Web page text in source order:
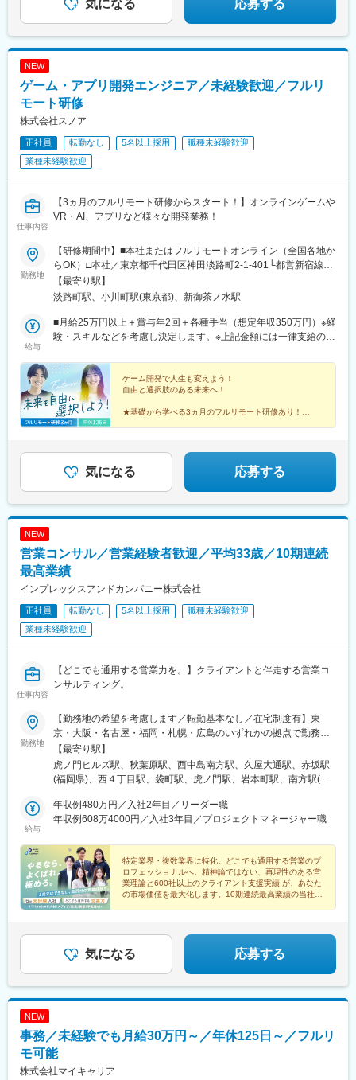
気になる 応募する
NEW
ゲーム・アプリ開発エンジニア／未経験歓迎／フルリ
モート研修
株式会社スノア
正社員 転勤なし 5名以上採用
職種未経験歓迎
業種未経験歓迎
仕事内容
【3ヵ月のフルリモート研修からスタート！】オンラインゲームや
VR・AI、アプリなど様々な開発業務！
勤務地
【研修期間中】■本社またはフルリモートオンライン（全国各地か
らOK）□本社／東京都千代田区神田淡路町2-1-401└都営新宿線
「小川町駅」より徒歩1分└東京メトロ丸ノ内線「淡路町駅」より
徒歩2分└東京メトロ千代田線「新御茶ノ水駅」より徒歩3【研修
地は希望を考慮します。※転居を伴う転勤はありません。※すべて
徒歩10分以内の駅チカオフィスです。※フルリモート・在宅勤
【最寄り駅】
淡路町駅、小川町駅(東京都)、新御茶ノ水駅
給与
■月給25万円以上＋賞与年2回＋各種手当（想定年収350万円）※経
験・スキルなどを考慮し決定します。※上記金額には一律支給の住
（期間中は月給23万円以上で、その他の待遇に変更なし）☆経験
がある方は、現職・前職給与を考慮します。☆明確な評価制度あ
り。個人の頑張りに応じて評価します。【年収アップイメージ】
年収450万円（未経験入社2年目）年収590万円（未経験入社3年
目）年収770万円（未経験入社5年目）
ゲーム開発で人生も変えよう！
自由と選択肢のある未来へ！
★基礎から学べる3ヵ月のフルリモート研修あり！
★土日祝休み、年休125日でオフも充実♪
気になる 応募する
NEW
営業コンサル／営業経験者歓迎／平均33歳／10期連続
最高業績
インプレックスアンドカンパニー株式会社
正社員 転勤なし 5名以上採用
職種未経験歓迎
業種未経験歓迎
仕事内容
【どこでも通用する営業力を。】クライアントと伴走する営業コ
ンサルティング。
勤務地
【勤務地の希望を考慮します／転勤基本なし／在宅制度有】東
京・大阪・名古屋・福岡・札幌・広島のいずれかの拠点で勤務◯
東京本社東京都港区虎ノ門1-23-1 虎ノ門ヒルズ森タワー18階受動
喫煙対策：あり（屋内禁煙 / 喫煙専用室あり)◯秋葉原営業所東京
都千代田区神田和泉町1-7-2 S-Glanzビル4階受動喫煙対策：あり
幌大手町ビル5階受動喫煙対策：あり（敷地内禁煙）◯名古屋営業
所愛知県名古屋市東区泉1-15-14 アルピニストビル6階受動喫煙対
阪府大阪市淀川区西中島5-11-9 新大阪中里ビル3階受動喫煙対
策：あり（屋内禁煙 / 喫煙専用室設置あり)◯広島営業所広島県広
島市中区大手町2-8-1 大手町スクエア8階（B）受動喫煙対策：あ
り（敷地内禁煙）◯福岡営業所福岡県福岡市中央区大名1-2-23 ビ
ジネス・ワンけやき通りビル3階受動喫煙対策：あり（屋内禁煙・
【最寄り駅】
虎ノ門ヒルズ駅、秋葉原駅、西中島南方駅、久屋大通駅、赤坂駅
(福岡県)、西４丁目駅、袋町駅、虎ノ門駅、岩本町駅、南方駅(大
駅、末広町駅(東京都)、新大阪駅、栄駅(愛知県)、西鉄福岡駅、狸
小路駅、中電前駅
給与
年収例480万円／入社2年目／リーダー職
年収例608万4000円／入社3年目／プロジェクトマネージャー職
特定業界・複数業界に特化。どこでも通用する営業のプ
ロフェッショナルへ。精神論ではない、再現性のある営
業理論と600社以上のクライアント支援実績 が、あなた
の市場価値を最大化します。10期連続最高業績の当社
気になる 応募する
NEW
事務／未経験でも月給30万円～／年休125日～／フルリ
モ可能
株式会社マイキャリア